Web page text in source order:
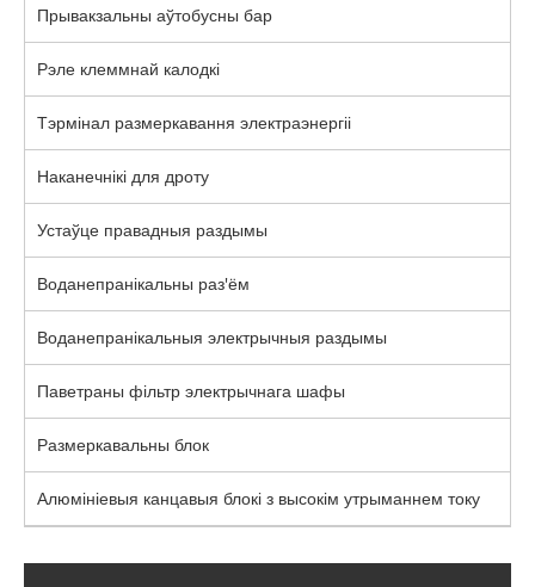
Прывакзальны аўтобусны бар
Рэле клеммнай калодкі
Тэрмінал размеркавання электраэнергіі
Наканечнікі для дроту
Устаўце правадныя раздымы
Воданепранікальны раз'ём
Воданепранікальныя электрычныя раздымы
Паветраны фільтр электрычнага шафы
Размеркавальны блок
Алюмініевыя канцавыя блокі з высокім утрыманнем току